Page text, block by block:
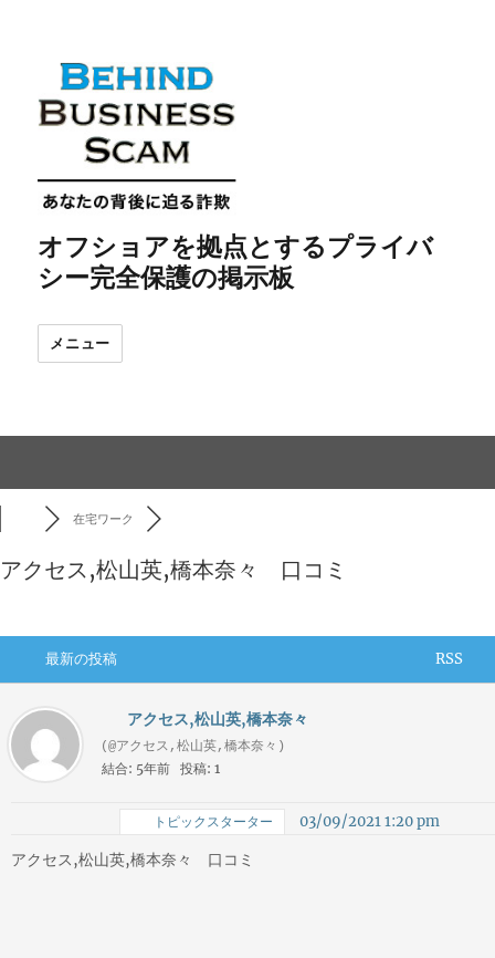
オフショアを拠点とするプライバ
シー完全保護の掲示板
メニュー
在宅ワーク
アクセス,松山英,橋本奈々 口コミ
最新の投稿 RSS
アクセス,松山英,橋本奈々
(@アクセス,松山英,橋本奈々)
結合: 5年前 投稿: 1
トピックスターター 03/09/2021 1:20 pm
アクセス,松山英,橋本奈々 口コミ